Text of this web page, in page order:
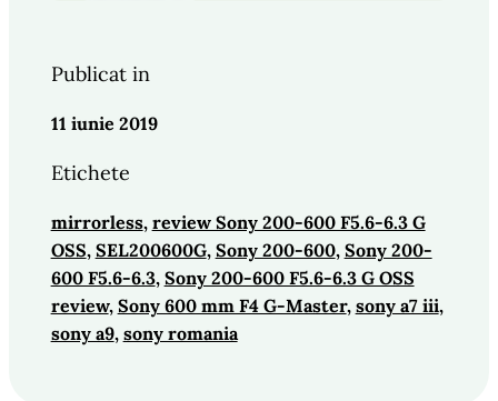
Publicat in
11 iunie 2019
Etichete
mirrorless, review Sony 200-600 F5.6-6.3 G
OSS, SEL200600G, Sony 200-600, Sony 200-
600 F5.6-6.3, Sony 200-600 F5.6-6.3 G OSS
review, Sony 600 mm F4 G-Master, sony a7 iii ,
sony a9, sony romania